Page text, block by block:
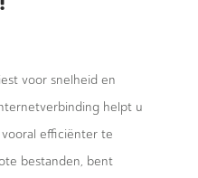
voor snelheid en
helpt u
efficiënter te
bestanden, bent